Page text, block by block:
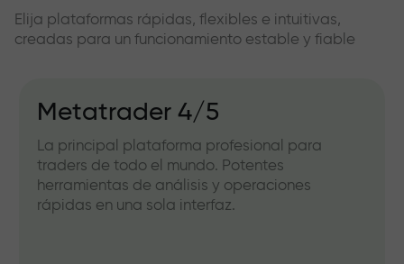
Elija plataformas rápidas, flexibles e intuitivas,
creadas para un funcionamiento estable y fiable
Metatrader 4/5
La principal plataforma profesional para
traders de todo el mundo. Potentes
herramientas de análisis y operaciones
rápidas en una sola interfaz.